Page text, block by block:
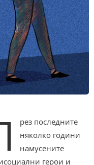
рез последните
няколко години
намусените
герои и